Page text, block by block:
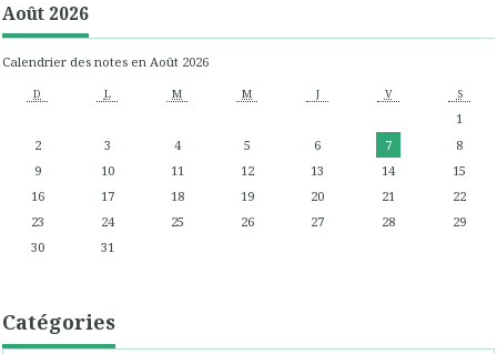
Août 2026
Calendrier des notes en Août 2026
D L M M J V S
1
2
3 4 5 6 7
8
9
10 11 12 13 14
15
16
17 18 19 20 21
22
23
24 25 26 27 28
29
30
31
Catégories